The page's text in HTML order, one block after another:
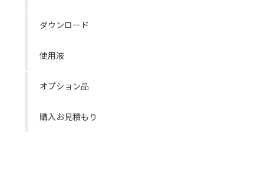
ダウンロード
使用液
オプション品
購入お見積もり